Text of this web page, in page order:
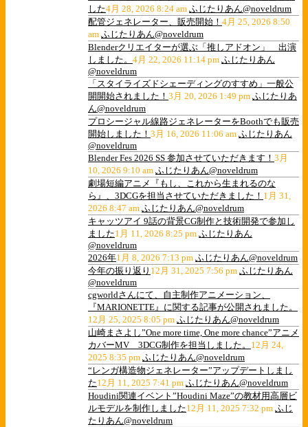
した4月 28, 2026 8:24 am ふじたりあん@noveldrum
配管ジェネレーター、販売開始！ 4月 25, 2026 8:50
am ふじたりあん@noveldrum
Blenderクリエイターが選ぶ「推しアドオン」 出演
しました。 4月 22, 2026 11:14 pm ふじたりあん
@noveldrum
「スタイライズドシェーディングのすすめ」一般公
開開始されました！ 3月 20, 2026 1:49 pm ふじたりあ
ん@noveldrum
プロシージャル線路ジェネレーターをBoothでも販売
開始しました！ 3月 16, 2026 11:06 am ふじたりあん
@noveldrum
Blender Fes 2026 SS 参加させていただきます！ 3月
10, 2026 9:10 am ふじたりあん@noveldrum
劇場短編アニメ『もし、これから生まれるのな
ら』、3DCGを担当させていただきました！ 1月 31,
2026 8:47 am ふじたりあん@noveldrum
キャッツアイ 9話の背景CG制作と技術開発で参加し
ました1月 11, 2026 8:25 pm ふじたりあん
@noveldrum
2026年1月 8, 2026 7:13 pm ふじたりあん@noveldrum
今年の振り返り 12月 31, 2025 7:56 pm ふじたりあん
@noveldrum
cgworldさんにて、自主制作アニメーション、
『MARIONETTE』に関する記事が公開されました。
12月 25, 2025 8:05 pm ふじたりあん@noveldrum
山崎まさよし”One more time, One more chance”アニメ
カバーMV 3DCG制作を担当しました。 12月 24,
2025 8:35 pm ふじたりあん@noveldrum
“レンガ構造物ジェネレーター”アップデートしまし
た12月 11, 2025 7:41 pm ふじたりあん@noveldrum
Houdini関連イベント”Houdini Maze”の教材用高層ビ
ルモデルを制作しました12月 11, 2025 7:32 pm ふじ
たりあん@noveldrum